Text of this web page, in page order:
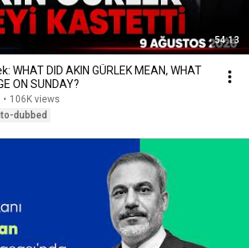
54:13
WHAT DID AKIN GÜRLEK MEAN, WHAT
ON SUNDAY?
• 106K views
dubbed